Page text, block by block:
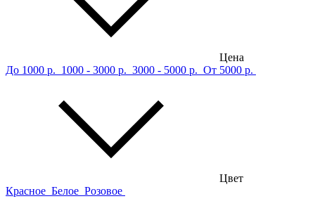
Цена
До 1000 р. 1000 - 3000 р. 3000 - 5000 р. От 5000 р.
Цвет
Красное Белое Розовое